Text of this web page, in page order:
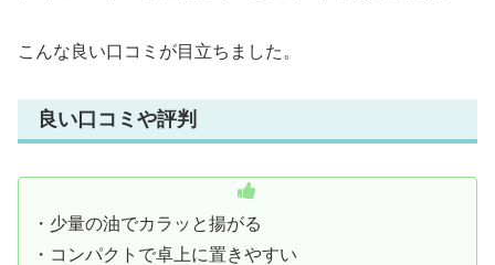
こんな良い口コミが目立ちました。
良い口コミや評判
・少量の油でカラッと揚がる
・コンパクトで卓上に置きやすい